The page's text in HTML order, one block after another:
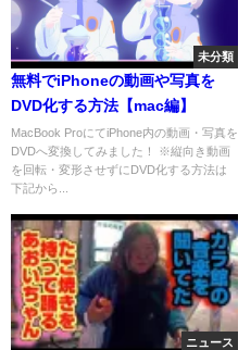
未分類
無料でiPhoneの動画や写真を
DVD化する方法【mac編】
MacBook ProにてiPhone内の動画・写真を
DVDへ変換してみました！ ※縦向き動画
を回転・変形させずにDVD化する方法は
下記から...
ニュース